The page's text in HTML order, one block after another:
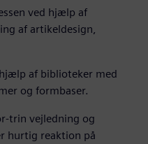
ved hjælp af
af artikeldesign,
af biblioteker med
og formbaser.
trin vejledning og
hurtig reaktion på